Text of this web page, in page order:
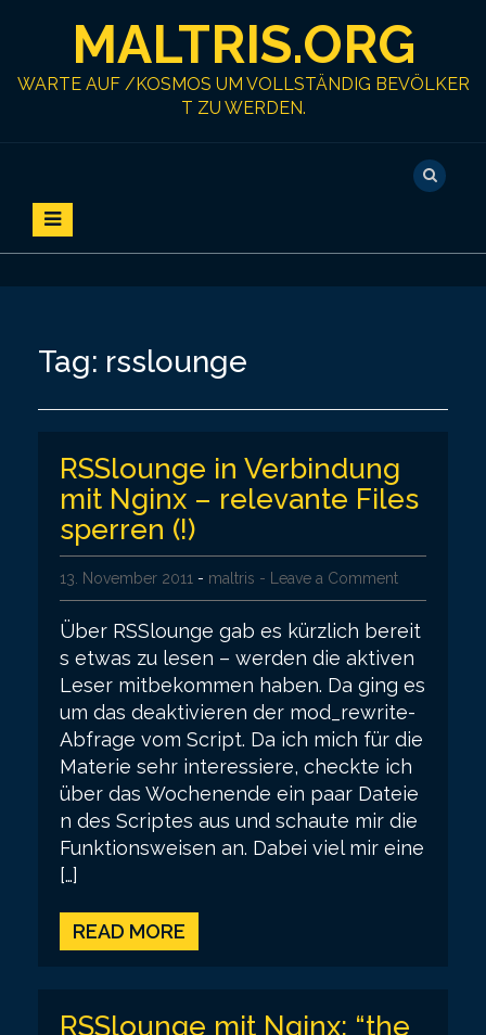
MALTRIS.ORG
WARTE AUF /KOSMOS UM VOLLSTÄNDIG BEVÖLKER
T ZU WERDEN.
Tag: rsslounge
RSSlounge in Verbindung
mit Nginx – relevante Files
sperren (!)
13. November 2011 - maltris - Leave a Comment
Über RSSlounge gab es kürzlich bereit
s etwas zu lesen – werden die aktiven
Leser mitbekommen haben. Da ging es
um das deaktivieren der mod_rewrite-
Abfrage vom Script. Da ich mich für die
Materie sehr interessiere, checkte ich
über das Wochenende ein paar Dateie
n des Scriptes aus und schaute mir die
Funktionsweisen an. Dabei viel mir eine
[…]
READ MORE
RSSlounge mit Nginx: “the